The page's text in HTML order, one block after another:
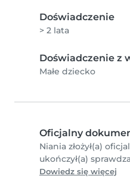
Doświadczenie
> 2 lata
Doświadczenie z
Małe dziecko
Oficjalny
Niania złożył(a)
ukończył(a)
Dowiedz się więcej